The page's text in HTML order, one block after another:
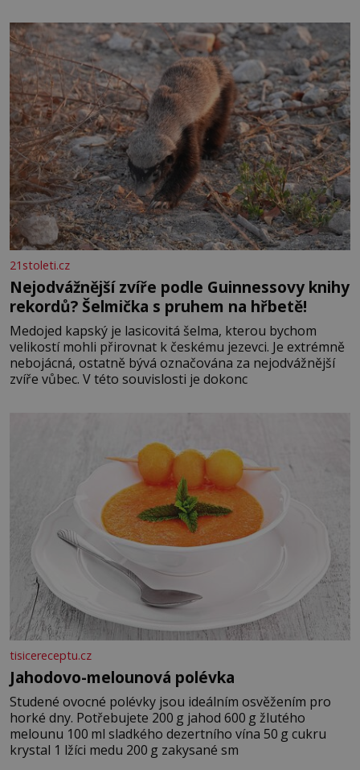
se na koloběžce a den zakončit poznáváním památek ve
Velkých Losinách nebo v termálním
21stoleti.cz
Nejodvážnější zvíře podle Guinnessovy knihy
rekordů? Šelmička s pruhem na hřbetě!
Medojed kapský je lasicovitá šelma, kterou bychom
velikostí mohli přirovnat k českému jezevci. Je extrémně
nebojácná, ostatně bývá označována za nejodvážnější
zvíře vůbec. V této souvislosti je dokonc
tisicereceptu.cz
Jahodovo-melounová polévka
Studené ovocné polévky jsou ideálním osvěžením pro
horké dny. Potřebujete 200 g jahod 600 g žlutého
melounu 100 ml sladkého dezertního vína 50 g cukru
krystal 1 lžíci medu 200 g zakysané sm